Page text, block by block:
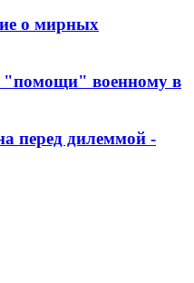
о мирных
военному в
перед дилеммой -